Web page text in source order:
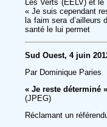
Les Verts (EELV) et
« Je suis cependant
la faim sera
santé le lui permet
Sud Ouest, 4 juin
Par Dominique Paries
« Je reste déterminé »
(JPEG)
Réclamant un